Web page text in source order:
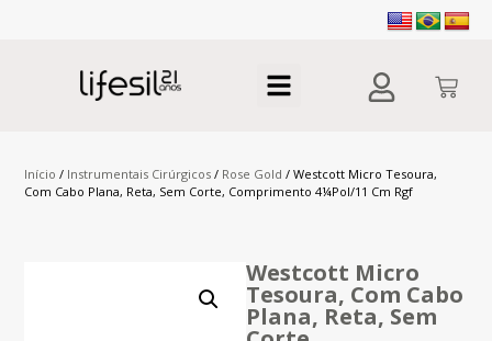
Início / Instrumentais Cirúrgicos / Rose Gold / Westcott Micro Tesoura,
Com Cabo Plana, Reta, Sem Corte, Comprimento 4¼Pol/11 Cm Rgf
Westcott Micro
Tesoura, Com Cabo
Plana, Reta, Sem